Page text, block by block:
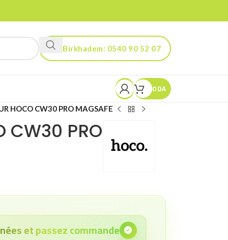
Birkhadem: 0540 90 52 07
Kouba: 0560 90 52 03
0DA
HOCO CW30 PRO MAGSAFE
CW30 PRO
et passez commande